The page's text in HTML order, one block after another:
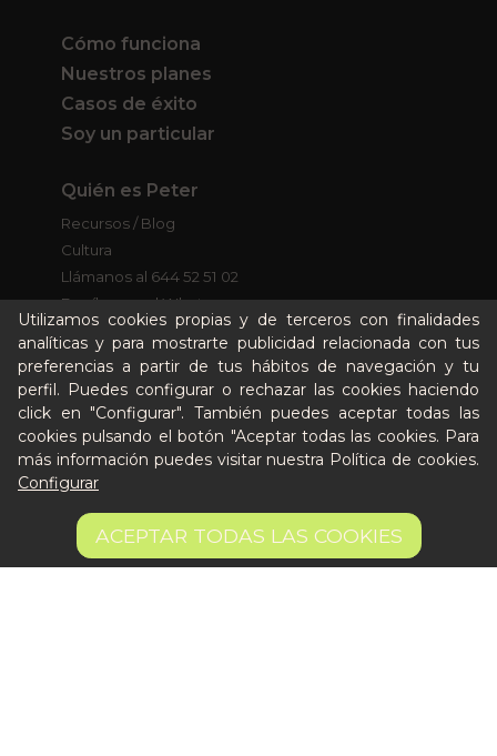
3,45 € OPCIONES
Utilizamos cookies propias y de terceros con finalidades
analíticas y para mostrarte publicidad relacionada con tus
preferencias a partir de tus hábitos de navegación y tu
perfil. Puedes configurar o rechazar las cookies haciendo
click en "Configurar". También puedes aceptar todas las
cookies pulsando el botón "Aceptar todas las cookies. Para
más información puedes visitar nuestra Política de cookies.
Configurar
ACEPTAR TODAS LAS COOKIES
Cómo funciona
Nuestros planes
Casos de éxito
Soy un particular
Quién es Peter
Recursos / Blog
Cultura
Llámanos al 644 52 51 02
Escríbenos al Whatsapp
Escríbenos al correo
De lunes a viernes de 8:30 a 14:00
Quiero ser partner de Peter